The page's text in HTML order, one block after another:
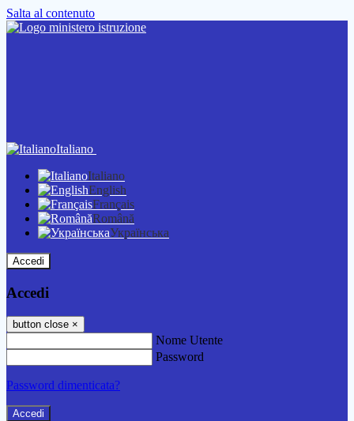
Salta al contenuto
Italiano
Italiano
English
Français
Română
Українська
Accedi
Accedi
button close ×
Nome Utente
Password
Password dimenticata?